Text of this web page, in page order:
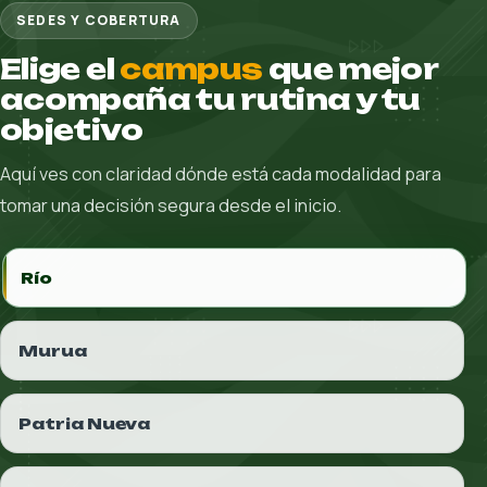
Así se vive nuestra
comunidad
Descubre la energía de una comunidad que
acompaña, celebra logros y convierte cada etapa
en pertenencia real.
Ver video